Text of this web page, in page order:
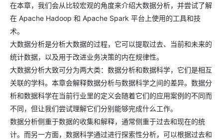
在本章，我们会从比较宏观的角度来介绍大数据分析，并尝试了解
在 Apache Hadoop 和 Apache Spark 平台上使用的工具和技
术。
大数据分析是分析大数据的过程，它可以提取过去、当前和未来的
统计数据，以及用于改进业务决策的内在规律性。
大数据分析大致可分为两大类：数据分析和数据科学，它们是相互
关联的学科。本章会解释数据分析与数据科学之间的差异。数据分
析和数据科学在当前行业里的定义会随着它们的应用案例的不同而
不同，但让我们尝试理解它们分别能够完成什么工作。
数据分析侧重于数据的收集和解释，通常侧重于过去和现在的统
计。而另一方面，数据科学通过进行探索性分析，可以根据过去和